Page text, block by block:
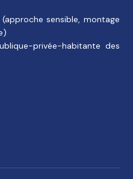
sensible, montage
privée-habitante des